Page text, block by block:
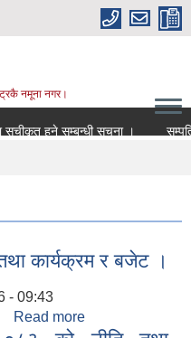
नमूना नगर।
विषय विज्ञमा सुचीकृत हुने सम्बन्धी सूचना ।
सम्पति
कार्यक्रम र बजेट ।
- 09:43
Read more